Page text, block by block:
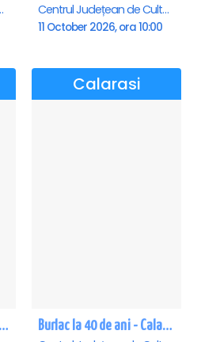
- Sala , Calarasi Centrul Județean de Cultură și Creație Călărași - Sala , Calarasi
11 October 2026, ora 10:00
Ata si navodu' ei...de viata! - Calarasi
Calarasi
Burlac la 40 de ani - Calarasi